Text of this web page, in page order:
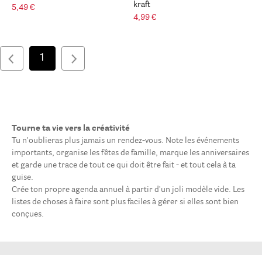
5,49 €
kraft
4,99 €
1
Tourne ta vie vers la créativité
Tu n'oublieras plus jamais un rendez-vous. Note les événements
importants, organise les fêtes de famille, marque les anniversaires
et garde une trace de tout ce qui doit être fait - et tout cela à ta
guise.
Crée ton propre agenda annuel à partir d'un joli modèle vide. Les
listes de choses à faire sont plus faciles à gérer si elles sont bien
conçues.